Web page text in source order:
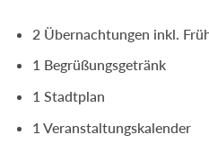
2 Übernachtungen inkl.
1 Begrüßungsgetränk
1 Stadtplan
1 Veranstaltungskalender